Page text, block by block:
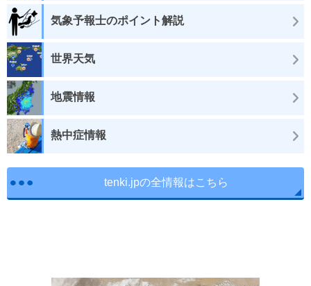
気象予報士のポイント解説
世界天気
地震情報
熱中症情報
tenki.jpの全情報はこちら